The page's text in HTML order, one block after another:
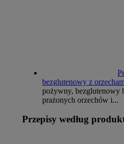
bezglutenowy z
pożywny, bezglutenowy
prażonych orzechów i...
Przepisy według